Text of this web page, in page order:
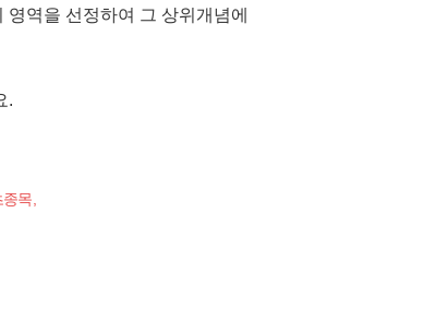
역을 선정하여 그 상위개념에
.
목,